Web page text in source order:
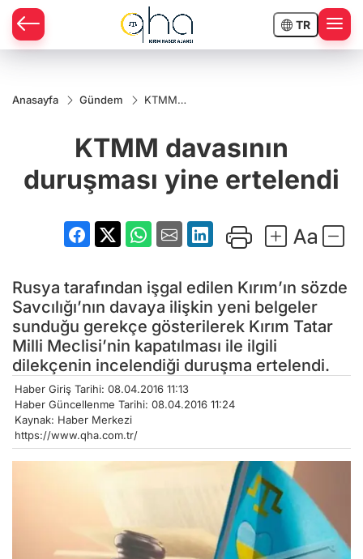
TR
Anasayfa Gündem
KTMM
yine
ertelendi
KTMM davasının
duruşması yine ertelendi
Rusya tarafından işgal edilen Kırım’ın sözde
Savcılığı’nın davaya ilişkin yeni belgeler
sunduğu gerekçe gösterilerek Kırım Tatar
Milli Meclisi’nin kapatılması ile ilgili
dilekçenin incelendiği duruşma ertelendi.
Haber Giriş Tarihi: 08.04.2016 11:13
Haber Güncellenme Tarihi: 08.04.2016 11:24
Kaynak: Haber Merkezi
https://www.qha.com.tr/